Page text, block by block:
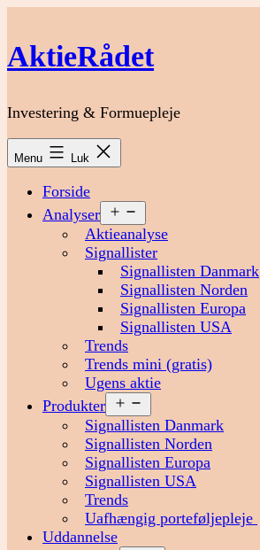
indhold
AktieRådet
Investering & Formuepleje
Menu Luk
Forside
Analyser
menu
Aktieanalyse
Signallister
Signallisten Danmark
Signallisten Norden
Signallisten Europa
Signallisten USA
Trends
Trends mini (gratis)
Ugens aktie
Produkter
menu
Signallisten Danmark
Signallisten Norden
Signallisten Europa
Signallisten USA
Trends
Uafhængig porteføljepleje
Uddannelse